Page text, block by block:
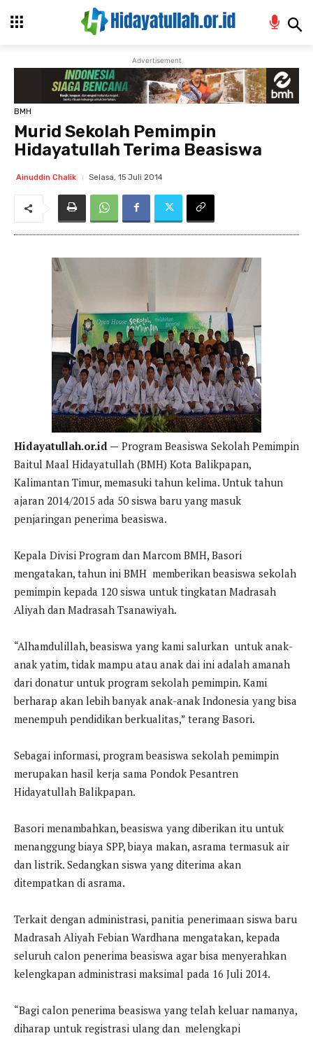
Advertisement
BMH
Murid Sekolah Pemimpin
Hidayatullah Terima Beasiswa
Ainuddin Chalik Selasa, 15 Juli 2014
Hidayatullah.or.id — Program Beasiswa Sekolah Pemimpin
Baitul Maal Hidayatullah (BMH) Kota Balikpapan,
Kalimantan Timur, memasuki tahun kelima. Untuk tahun
ajaran 2014/2015 ada 50 siswa baru yang masuk
penjaringan penerima beasiswa.
Kepala Divisi Program dan Marcom BMH, Basori
mengatakan, tahun ini BMH memberikan beasiswa sekolah
pemimpin kepada 120 siswa untuk tingkatan Madrasah
Aliyah dan Madrasah Tsanawiyah.
“Alhamdulillah, beasiswa yang kami salurkan untuk anak-
anak yatim, tidak mampu atau anak dai ini adalah amanah
dari donatur untuk program sekolah pemimpin. Kami
berharap akan lebih banyak anak-anak Indonesia yang bisa
menempuh pendidikan berkualitas,” terang Basori.
Sebagai informasi, program beasiswa sekolah pemimpin
merupakan hasil kerja sama Pondok Pesantren
Hidayatullah Balikpapan.
Basori menambahkan, beasiswa yang diberikan itu untuk
menanggung biaya SPP, biaya makan, asrama termasuk air
dan listrik. Sedangkan siswa yang diterima akan
ditempatkan di asrama.
Terkait dengan administrasi, panitia penerimaan siswa baru
Madrasah Aliyah Febian Wardhana mengatakan, kepada
seluruh calon penerima beasiswa agar bisa menyerahkan
kelengkapan administrasi maksimal pada 16 Juli 2014.
“Bagi calon penerima beasiswa yang telah keluar namanya,
diharap untuk registrasi ulang dan melengkapi